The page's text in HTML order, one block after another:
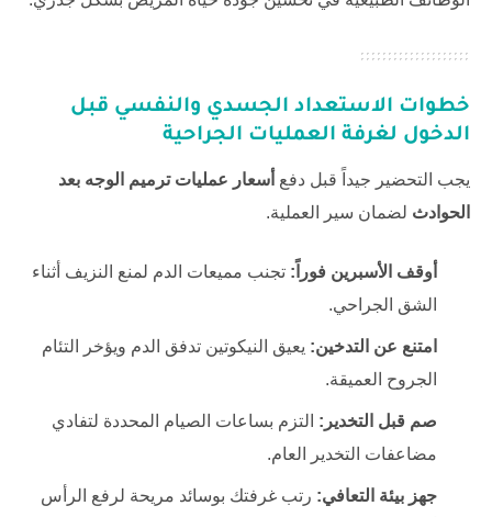
خطوات الاستعداد الجسدي والنفسي قبل
الدخول لغرفة العمليات الجراحية
يجب التحضير جيداً قبل دفع أسعار عمليات ترميم الوجه بعد
الحوادث لضمان سير العملية.
أوقف الأسبرين فوراً: تجنب مميعات الدم لمنع النزيف أثناء
الشق الجراحي.
امتنع عن التدخين: يعيق النيكوتين تدفق الدم ويؤخر التئام
الجروح العميقة.
صم قبل التخدير: التزم بساعات الصيام المحددة لتفادي
مضاعفات التخدير العام.
جهز بيئة التعافي: رتب غرفتك بوسائد مريحة لرفع الرأس